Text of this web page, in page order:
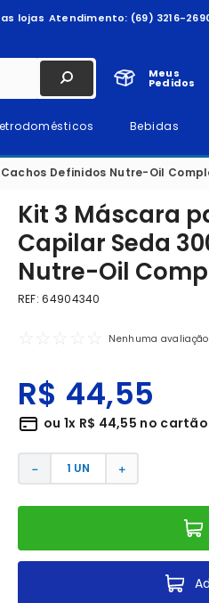
lojas Atendimento: (69) 3216-
Meus
Pedidos
Bebidas
Definidos Nutre-Oil
Kit 3 Máscara
Capilar Seda
Nutre-Oil
REF:64904340
☆ ☆ ☆ ☆ ☆ Nenhuma avaliação
R$ 44,55
ou 1x R$ 44,55 no cartão
＋
－